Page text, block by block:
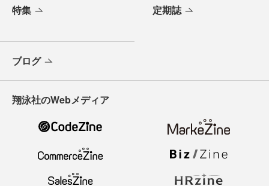
特集 定期誌
ブログ
翔泳社のWebメディア